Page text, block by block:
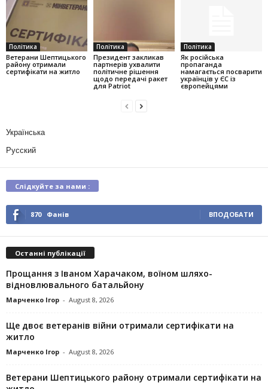
Політика
Ветерани Шептицького
району отримали
сертифікати на житло
Політика
Президент закликав
партнерів ухвалити
політичне рішення
щодо передачі ракет
для Patriot
Політика
Як російська
пропаганда
намагається посварити
українців у ЄС із
європейцями
Українська
Русский
Слідкуйте за нами :
870 Фанів ВПОДОБАТИ
Останні публікації
Прощання з Іваном Харачаком, воїном шляхо-
відновлювального батальйону
Марченко Ігор - August 8, 2026
Ще двоє ветеранів війни отримали сертифікати на
житло
Марченко Ігор - August 8, 2026
Ветерани Шептицького району отримали сертифікати на